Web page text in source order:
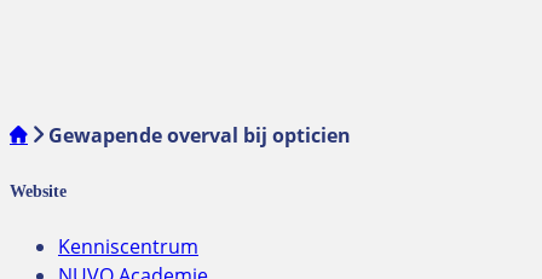
Gewapende overval bij opticien
Website
Kenniscentrum